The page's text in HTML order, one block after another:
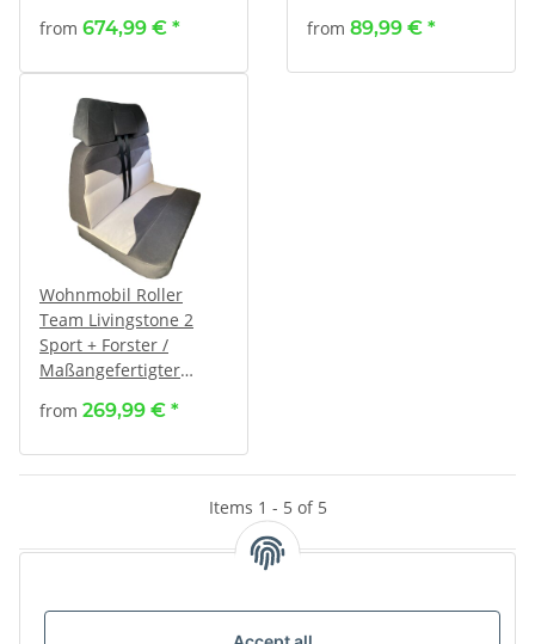
from 674,99 € *
from 89,99 € *
Wohnmobil Roller
Team Livingstone 2
Sport + Forster /
Maßangefertigter
from 269,99 € *
Items 1 - 5 of 5